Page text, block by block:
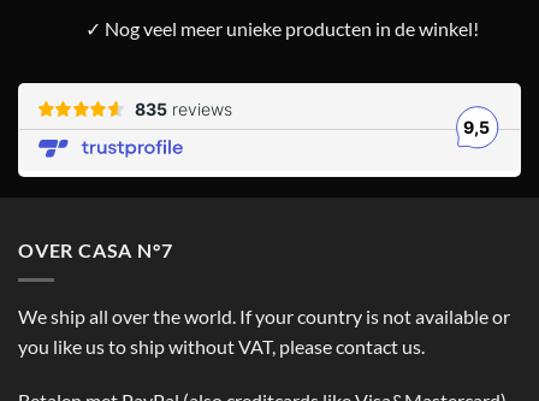
✓ Nog veel meer unieke producten in de winkel!
OVER CASA N°7
We ship all over the world. If your country is not available or
you like us to ship without VAT, please contact us.